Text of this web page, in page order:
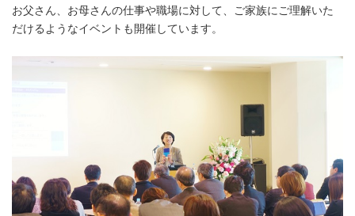
お父さん、お母さんの仕事や職場に対して、ご家族にご理解いた
だけるようなイベントも開催しています。